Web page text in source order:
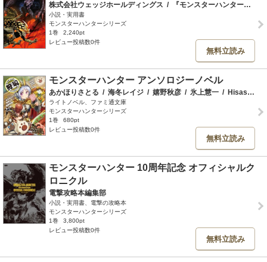
株式会社ウェッジホールディングス / 『モンスターハンター４Ｇ』開発チーム
小説・実用書
モンスターハンターシリーズ
1巻
2,240pt
レビュー投稿数0件
無料立読み
モンスターハンター アンソロジーノベル
あかほりさとる / 海冬レイジ / 嬉野秋彦 / 氷上慧一 / Hisasi /
ライトノベル、ファミ通文庫
モンスターハンターシリーズ
1巻
680pt
レビュー投稿数0件
無料立読み
モンスターハンター 10周年記念 オフィシャルク
ロニクル
電撃攻略本編集部
小説・実用書、電撃の攻略本
モンスターハンターシリーズ
1巻
3,800pt
レビュー投稿数0件
無料立読み